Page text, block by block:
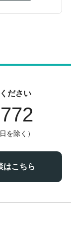
ださい
を除く）
はこちら